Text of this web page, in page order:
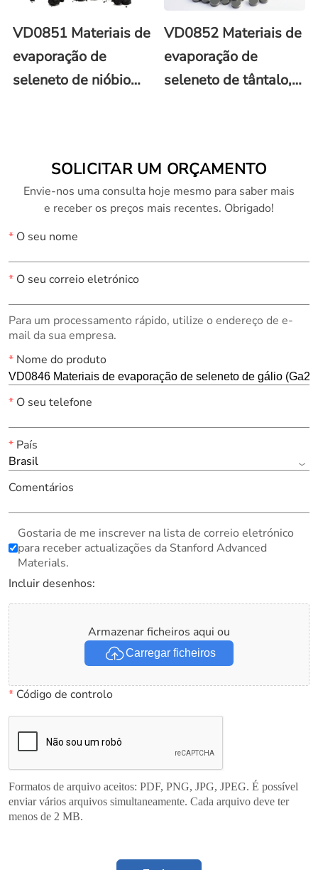
VD0851 Materiais de
evaporação de
seleneto de nióbio
VD0852 Materiais de
evaporação de
seleneto de tântalo,
SOLICITAR UM ORÇAMENTO
Envie-nos uma consulta hoje mesmo para saber mais
e receber os preços mais recentes. Obrigado!
*O seu nome
*O seu correio eletrónico
Para um processamento rápido, utilize o endereço de e-
mail da sua empresa.
*Nome do produto
*O seu telefone
*País
Brasil
Comentários
Gostaria de me inscrever na lista de correio eletrónico
para receber actualizações da Stanford Advanced
Materials.
Incluir desenhos:
Armazenar ficheiros aqui ou
Carregar ficheiros
*Código de controlo
Formatos de arquivo aceitos: PDF, PNG, JPG, JPEG. É possível
enviar vários arquivos simultaneamente. Cada arquivo deve ter
menos de 2 MB.